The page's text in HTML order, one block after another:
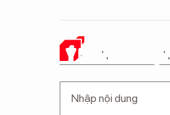
Ý KIẾN CỦA BẠN